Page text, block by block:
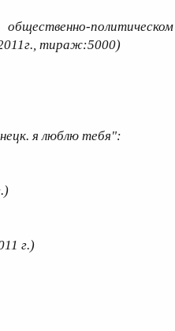
тираж:5000)
я люблю тебя":
г.)